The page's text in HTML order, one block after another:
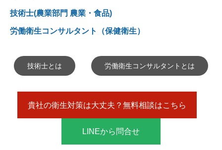
技術士(農業部門 農業・食品)
労働衛生コンサルタント（保健衛生）
技術士とは 労働衛生コンサルタントとは
貴社の衛生対策は大丈夫？無料相談はこちら
LINEから問合せ